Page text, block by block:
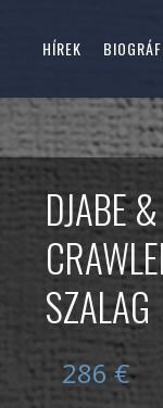
HÍREK
DJABE
SZALAG
286€